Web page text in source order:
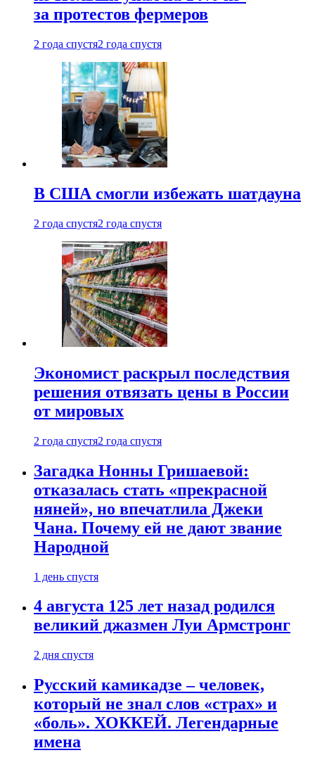
за протестов фермеров
2 года спустя2 года спустя
В США смогли избежать шатдауна
2 года спустя2 года спустя
Экономист раскрыл последствия
решения отвязать цены в России
от мировых
2 года спустя2 года спустя
Загадка Нонны Гришаевой:
отказалась стать «прекрасной
няней», но впечатлила Джеки
Чана. Почему ей не дают звание
Народной
1 день спустя
4 августа 125 лет назад родился
великий джазмен Луи Армстронг
2 дня спустя
Русский камикадзе – человек,
который не знал слов «страх» и
«боль». ХОККЕЙ. Легендарные
имена